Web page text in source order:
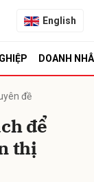
English
DOANH
đề
để
thị